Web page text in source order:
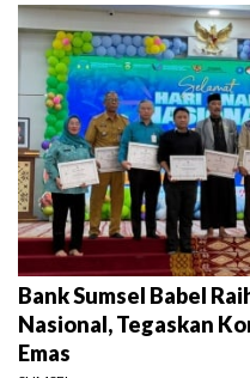
Bank Sumsel Babel
Nasional, Tegaskan
Emas